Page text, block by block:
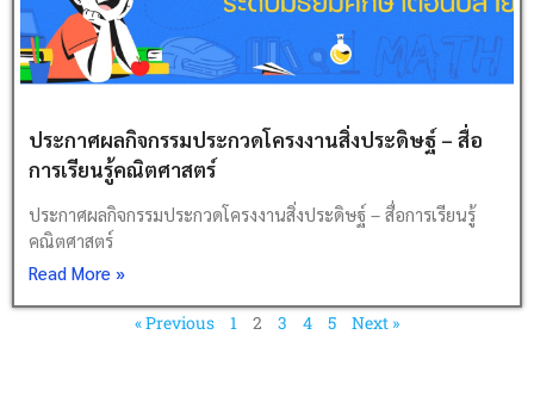
ประกาศผลกิจกรรมประกวดโครงงานสิ่งประดิษฐ์ – สื่อ
การเรียนรู้คณิตศาสตร์
ประกาศผลกิจกรรมประกวดโครงงานสิ่งประดิษฐ์ – สื่อการเรียนรู้
คณิตศาสตร์
Read More »
« Previous 1 2 3 4 5 Next »